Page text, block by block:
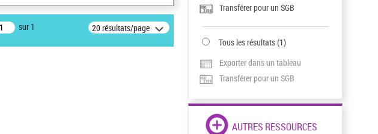
sur 1 20 résultats/page
Transférer pour un SGB
Tous les résultats(1)
Exporter dans un tableau
Transférer pour un SGB
AUTRES RESSOURCES